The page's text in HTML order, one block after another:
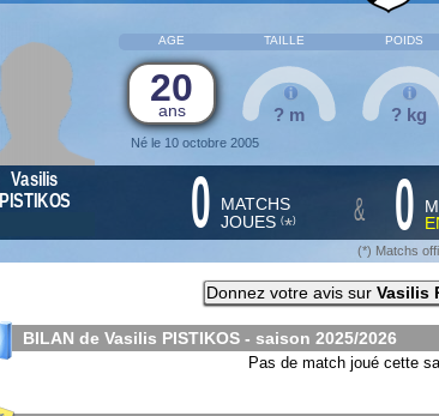
AGE TAILLE POIDS
20
ans
Né le 10 octobre 2005
? m ? kg
Vasilis
PISTIKOS
0 MATCHS
JOUES (*) & 0
(*) Matchs
Donnez votre avis sur Vasilis
BILAN de Vasilis PISTIKOS - saison 2025/2026
Pas de match joué cette